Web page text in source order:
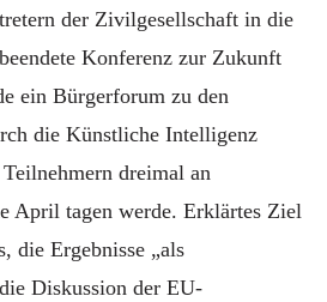
der Zivilgesellschaft in die
Konferenz zur Zukunft
ein Bürgerforum zu den
die Künstliche Intelligenz
dreimal an
April tagen werde. Erklärtes Ziel
die Ergebnisse „als
Diskussion der EU-